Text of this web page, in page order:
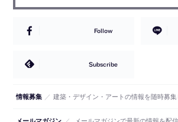
Follow
Subscribe
情報募集 ／ 建築・デザイン・アートの情報を随時募集
／ メールマガジンで最新の情報を配